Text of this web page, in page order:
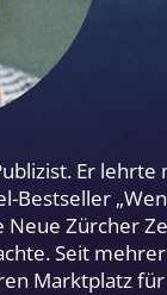
Er
Zürcher
Seit
Marktplatz